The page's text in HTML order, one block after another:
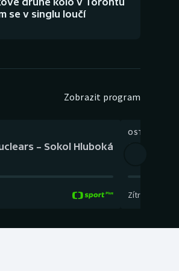
se v singlu loučí
Zobrazit program
– Sokol Hluboká
OSTATNÍ
Zítra